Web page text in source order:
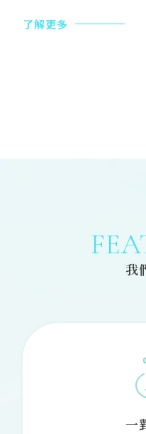
了解更多
我
一